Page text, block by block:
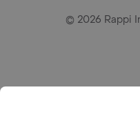
© 2026 Rappi
Bogotá D.C. ---